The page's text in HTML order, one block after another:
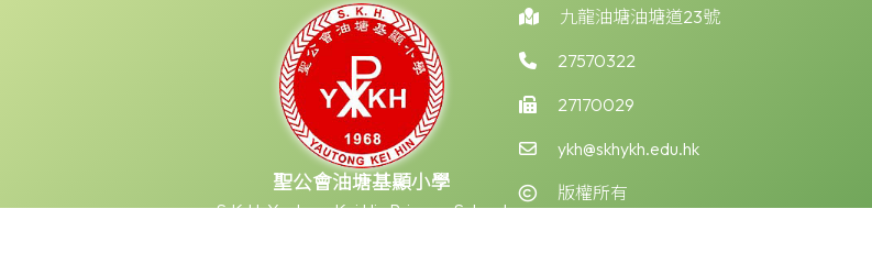
聖公會油塘基顯小學
S.K.H. Yautong Kei Hin Primary School
九龍油塘油塘道23號
27570322
27170029
ykh@skhykh.edu.hk
版權所有